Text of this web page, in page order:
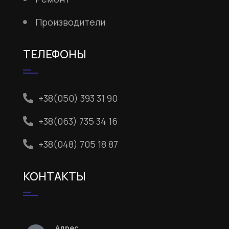
Производители
ТЕЛЕФОНЫ
+38(050) 393 31 90
+38(063) 735 34 16
+38(048) 705 18 87
КОНТАКТЫ